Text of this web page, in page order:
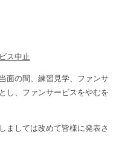
ス中止
面の間、練習見学、ファンサ
し、ファンサービスをやむを
ましては改めて皆様に発表さ